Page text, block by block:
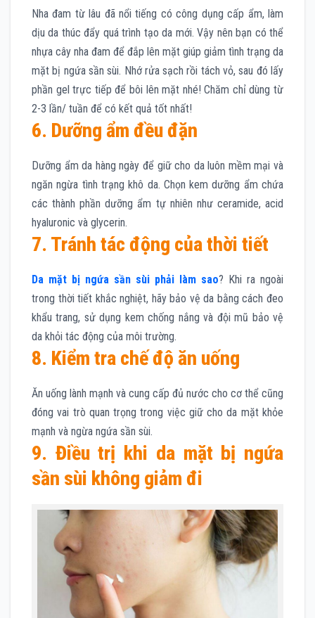
Nha đam từ lâu đã nổi tiếng có công dụng cấp ẩm, làm
dịu da thúc đẩy quá trình tạo da mới. Vậy nên bạn có thể
nhựa cây nha đam để đắp lên mặt giúp giảm tình trạng da
mặt bị ngứa sần sùi. Nhớ rửa sạch rồi tách vỏ, sau đó lấy
phần gel trực tiếp để bôi lên mặt nhé! Chăm chỉ dùng từ
2-3 lần/ tuần để có kết quả tốt nhất!
6. Dưỡng ẩm đều đặn
Dưỡng ẩm da hàng ngày để giữ cho da luôn mềm mại và
ngăn ngừa tình trạng khô da. Chọn kem dưỡng ẩm chứa
các thành phần dưỡng ẩm tự nhiên như ceramide, acid
hyaluronic và glycerin.
7. Tránh tác động của thời tiết
Da mặt bị ngứa sần sùi phải làm sao? Khi ra ngoài
trong thời tiết khắc nghiệt, hãy bảo vệ da bằng cách đeo
khẩu trang, sử dụng kem chống nắng và đội mũ bảo vệ
da khỏi tác động của môi trường.
8. Kiểm tra chế độ ăn uống
Ăn uống lành mạnh và cung cấp đủ nước cho cơ thể cũng
đóng vai trò quan trọng trong việc giữ cho da mặt khỏe
mạnh và ngừa ngứa sần sùi.
9. Điều trị khi da mặt bị ngứa
sần sùi không giảm đi